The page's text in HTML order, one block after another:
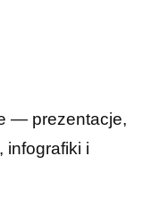
— prezentacje,
infografiki i